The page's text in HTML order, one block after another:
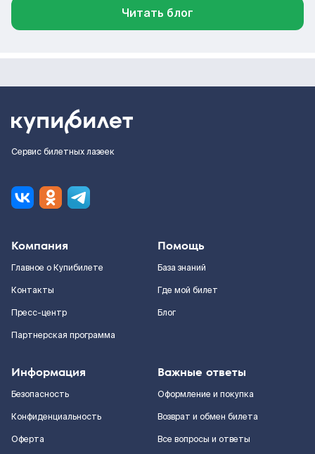
Читать блог
Сервис билетных лазеек
Компания
Главное о Купибилете
Контакты
Пресс-центр
Партнерская программа
Помощь
База знаний
Где мой билет
Блог
Информация
Безопасность
Конфиденциальность
Оферта
Важные ответы
Оформление и покупка
Возврат и обмен билета
Все вопросы и ответы